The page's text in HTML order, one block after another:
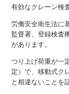
有効なクレーン検
労働安全衛生法に
監督署、登録検査
があります。
つり上げ荷重が一
定）で、移動式ク
と相違ないことを